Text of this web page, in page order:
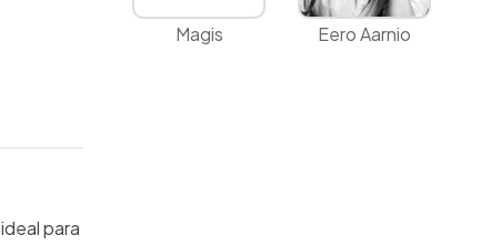
para
Magis Eero Aarnio